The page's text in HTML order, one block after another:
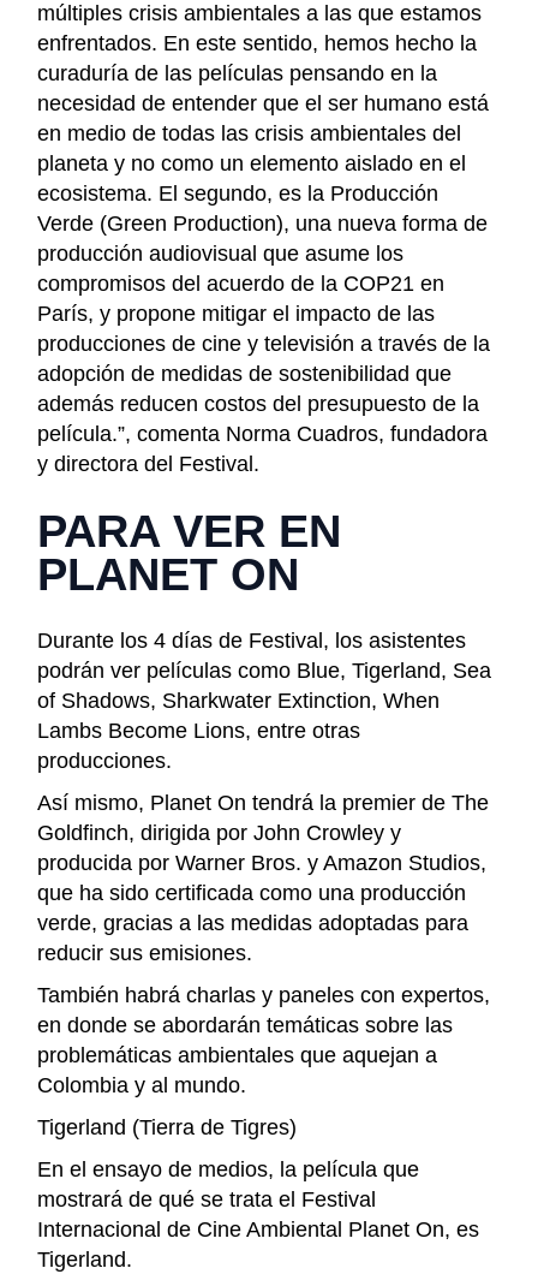
múltiples crisis ambientales a las que estamos
enfrentados. En este sentido, hemos hecho la
curaduría de las películas pensando en la
necesidad de entender que el ser humano está
en medio de todas las crisis ambientales del
planeta y no como un elemento aislado en el
ecosistema. El segundo, es la Producción
Verde (Green Production), una nueva forma de
producción audiovisual que asume los
compromisos del acuerdo de la COP21 en
París, y propone mitigar el impacto de las
producciones de cine y televisión a través de la
adopción de medidas de sostenibilidad que
además reducen costos del presupuesto de la
película.”, comenta Norma Cuadros, fundadora
y directora del Festival.
PARA VER EN
PLANET ON
Durante los 4 días de Festival, los asistentes
podrán ver películas como Blue, Tigerland, Sea
of Shadows, Sharkwater Extinction, When
Lambs Become Lions, entre otras
producciones.
Así mismo, Planet On tendrá la premier de The
Goldfinch, dirigida por John Crowley y
producida por Warner Bros. y Amazon Studios,
que ha sido certificada como una producción
verde, gracias a las medidas adoptadas para
reducir sus emisiones.
También habrá charlas y paneles con expertos,
en donde se abordarán temáticas sobre las
problemáticas ambientales que aquejan a
Colombia y al mundo.
Tigerland (Tierra de Tigres)
En el ensayo de medios, la película que
mostrará de qué se trata el Festival
Internacional de Cine Ambiental Planet On, es
Tigerland.